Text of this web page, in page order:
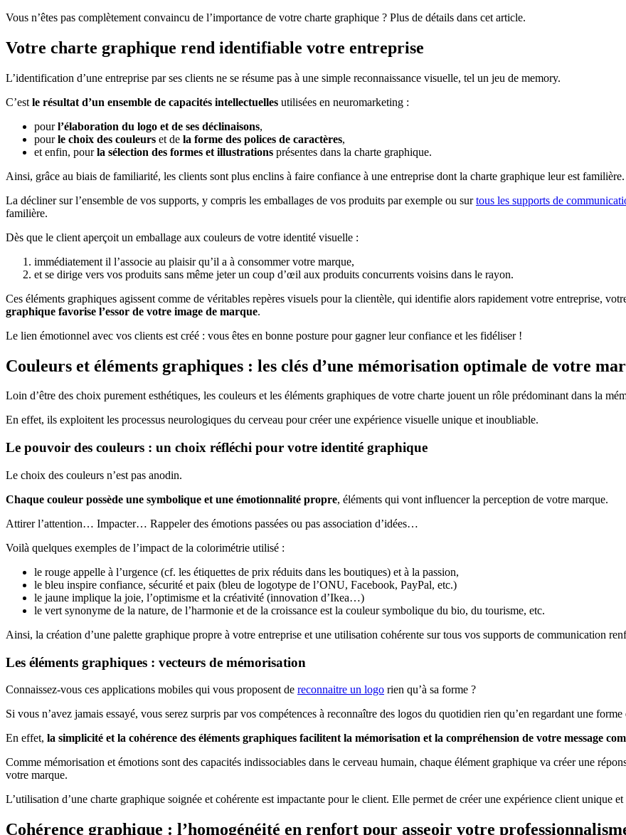
Vous n’êtes pas complètement convaincu de l’importance de votre charte graphique ? Plus de détails dans cet article.
Votre charte graphique rend identifiable votre entreprise
L’identification d’une entreprise par ses clients ne se résume pas à une simple reconnaissance visuelle, tel un jeu de memory.
C’est le résultat d’un ensemble de capacités intellectuelles utilisées en neuromarketing :
pourl’élaboration du logo et de ses déclinaisons,
pourle choix des couleurs et de la forme des polices de caractères,
et enfin, pourla sélection des formes et illustrations présentes dans la charte graphique.
Ainsi, grâce au biais de familiarité, les clients sont plus enclins à faire confiance à une entreprise dont la charte graphique leur est familière.
La décliner sur l’ensemble de vos supports, y compris les emballages de vos produits par exemple ou surtous les supports de
familière.
Dès que le client aperçoit un emballage aux couleurs de votre identité visuelle :
immédiatement il l’associe au plaisir qu’il a à consommer votre marque,
et se dirige vers vos produits sans même jeter un coup d’œil aux produits concurrents voisins dans le rayon.
Ces éléments graphiques agissent comme de véritables repères visuels pour la clientèle, qui identifie alors rapidement votre entreprise,
graphique favorise l’essor de votre image de marque.
Le lien émotionnel avec vos clients est créé : vous êtes en bonne posture pour gagner leur confiance et les fidéliser !
Couleurs et éléments graphiques : les clés d’une mémorisation optimale de votre
Loin d’être des choix purement esthétiques, les couleurs et les éléments graphiques de votre charte jouent un rôle prédominant dans la
En effet, ils exploitent les processus neurologiques du cerveau pour créer une expérience visuelle unique et inoubliable.
Le pouvoir des couleurs : un choix réfléchi pour votre identité graphique
Le choix des couleurs n’est pas anodin.
Chaque couleur possède une symbolique et une émotionnalité propre, éléments qui vont influencer la perception de votre marque.
Attirer l’attention… Impacter… Rappeler des émotions passées ou pas association d’idées…
Voilà quelques exemples de l’impact de la colorimétrie utilisé :
le rouge appelle à l’urgence (cf. les étiquettes de prix réduits dans les boutiques) et à la passion,
le bleu inspire confiance, sécurité et paix (bleu de logotype de l’ONU, Facebook, PayPal, etc.)
le jaune implique la joie, l’optimisme et la créativité (innovation d’Ikea…)
le vert synonyme de la nature, de l’harmonie et de la croissance est la couleur symbolique du bio, du tourisme, etc.
Ainsi, la création d’une palette graphique propre à votre entreprise et une utilisation cohérente sur tous vos supports de communication
Les éléments graphiques : vecteurs de mémorisation
Connaissez-vous ces applications mobiles qui vous proposent de reconnaitre un logo rien qu’à sa forme ?
Si vous n’avez jamais essayé, vous serez surpris par vos compétences à reconnaître des logos du quotidien rien qu’en regardant une
En effet, la simplicité et la cohérence des éléments graphiques facilitent la mémorisation et la compréhension de votre message
Comme mémorisation et émotions sont des capacités indissociables dans le cerveau humain, chaque élément graphique va créer une
votre marque.
L’utilisation d’une charte graphique soignée et cohérente est impactante pour le client. Elle permet de créer une expérience client unique
Cohérence graphique : l’homogénéité en renfort pour asseoir votre